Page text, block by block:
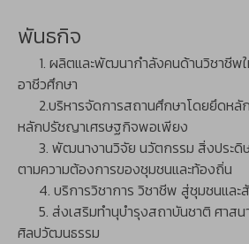
พันธกิจ
1. ผลิตและพัฒนากำลังคนด้านวิชาชีพใ
อาชีวศึกษา
2.บริหารจัดการสถานศึกษาโดยยึดหลั
หลักปรัชญาเศรษฐกิจพอเพียง
3. พัฒนางานวิจัย นวัตกรรม สิ่งประดิษ
ตามความต้องการของชุมชนและท้องถิ่น
4. บริการวิชาการ วิชาชีพ สู่ชุมชนและ
5. ส่งเสริมทำนุบำรุงสถาบันชาติ ศาสน
ศิลปวัฒนธรรม